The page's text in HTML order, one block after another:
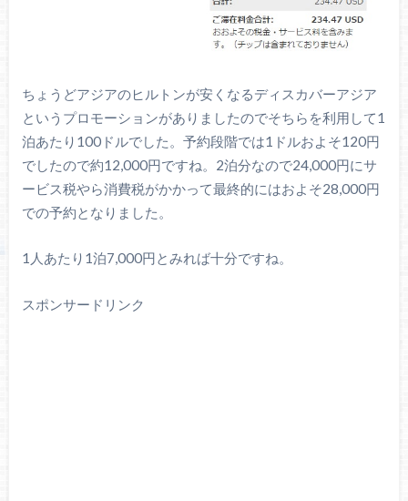
ちょうどアジアのヒルトンが安くなるディスカバーアジア
というプロモーションがありましたのでそちらを利用して1
泊あたり100ドルでした。予約段階では1ドルおよそ120円
でしたので約12,000円ですね。2泊分なので24,000円にサ
ービス税やら消費税がかかって最終的にはおよそ28,000円
での予約となりました。
1人あたり1泊7,000円とみれば十分ですね。
スポンサードリンク